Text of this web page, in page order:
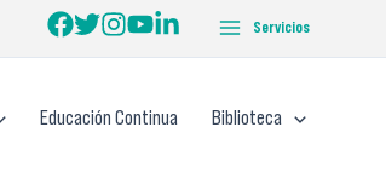
Servicios
Educación Continua Biblioteca